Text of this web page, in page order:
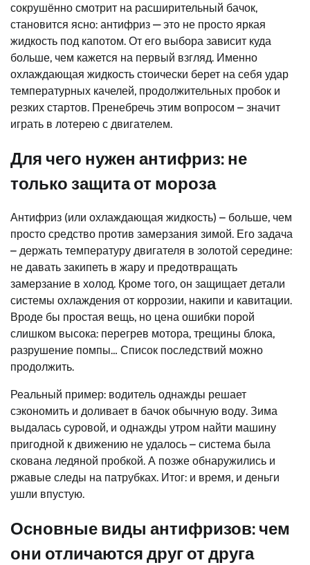
сокрушённо смотрит на расширительный бачок,
становится ясно: антифриз — это не просто яркая
жидкость под капотом. От его выбора зависит куда
больше, чем кажется на первый взгляд. Именно
охлаждающая жидкость стоически берет на себя удар
температурных качелей, продолжительных пробок и
резких стартов. Пренебречь этим вопросом – значит
играть в лотерею с двигателем.
Для чего нужен антифриз: не
только защита от мороза
Антифриз (или охлаждающая жидкость) – больше, чем
просто средство против замерзания зимой. Его задача
– держать температуру двигателя в золотой середине:
не давать закипеть в жару и предотвращать
замерзание в холод. Кроме того, он защищает детали
системы охлаждения от коррозии, накипи и кавитации.
Вроде бы простая вещь, но цена ошибки порой
слишком высока: перегрев мотора, трещины блока,
разрушение помпы… Список последствий можно
продолжить.
Реальный пример: водитель однажды решает
сэкономить и доливает в бачок обычную воду. Зима
выдалась суровой, и однажды утром найти машину
пригодной к движению не удалось – система была
скована ледяной пробкой. А позже обнаружились и
ржавые следы на патрубках. Итог: и время, и деньги
ушли впустую.
Основные виды антифризов: чем
они отличаются друг от друга